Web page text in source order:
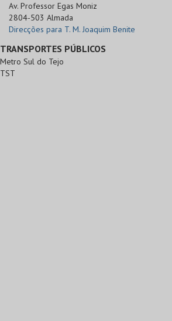
Av. Professor Egas Moniz
2804-503 Almada
Direcções para T. M. Joaquim Benite
TRANSPORTES PÚBLICOS
Metro Sul do Tejo
TST